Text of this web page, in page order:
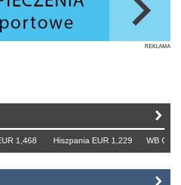
REKLAMA
Hiszpania EUR 1,229 WB GBP